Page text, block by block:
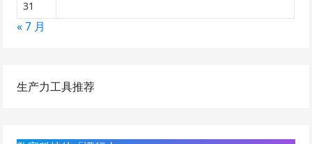
31
« 7 月
生产力工具推荐